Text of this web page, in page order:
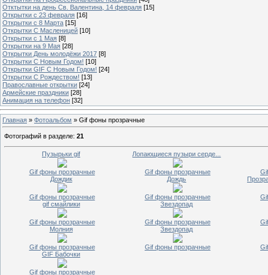
Отктытки на день Св. Валентина, 14 февраля [15]
Открытки с 23 февраля [16]
Открытки с 8 Марта [15]
Открытки С Масленицей [10]
Открытки с 1 Мая [8]
Открытки на 9 Мая [28]
Открытки День молодёжи 2017 [8]
Открытки С Новым Годом! [10]
Открытки GIF С Новым Годом! [24]
Открытки С Рождеством! [13]
Православные открытки [24]
Армейские праздники [28]
Анимация на телефон [32]
Главная » Фотоальбом » Gif фоны прозрачные
Фотографий в разделе: 21
Пузырьки gif
Gif фоны прозрачные
Лопающиеся пузыри серде...
Gif фоны прозрачные
Дождик
Gif фоны прозрачные
Дождь
Gif фоны прозрачные
gif смайлики
Gif фоны прозрачные
Звездопад
Gif фоны прозрачные
Молния
Gif фоны прозрачные
Звездопад
Gif фоны прозрачные
GIF Бабочки
Gif фоны прозрачные